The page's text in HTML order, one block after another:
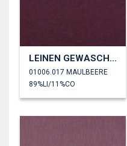
LEINEN GEWASCHEN 170 GM2
01006.017 MAULBEERE
89%LI/11%CO